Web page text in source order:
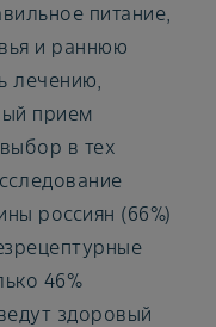
питание,
и раннюю
лечению,
прием
в тех
россиян (66%)
46%
здоровый